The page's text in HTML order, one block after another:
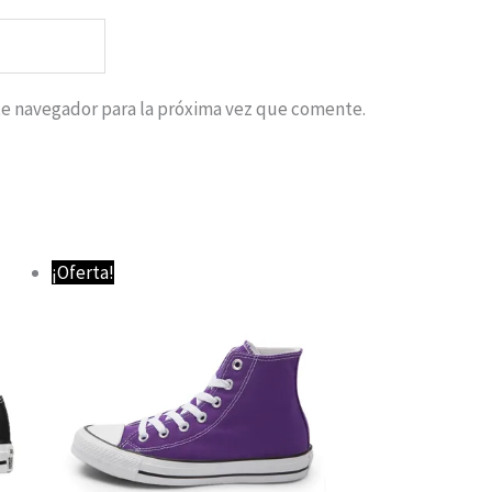
navegador para la próxima vez que comente.
¡Oferta!
El
precio